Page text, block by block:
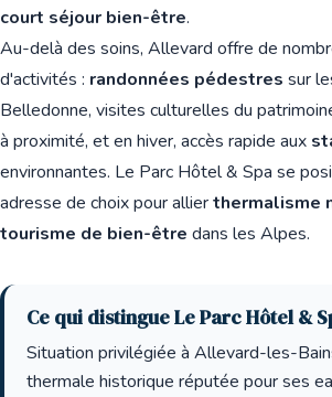
court séjour bien-être.
Au-delà des soins, Allevard offre de
d'activités : randonnées pédestres sur
Belledonne, visites culturelles du
à proximité, et en hiver, accès rapide aux
environnantes. Le Parc Hôtel & Spa se
adresse de choix pour allierthermalisme
tourisme de bien-être dans les Alpes.
Ce qui distingue Le Parc Hôtel &
Situation privilégiée à Allevard-les-
thermale historique réputée pour ses